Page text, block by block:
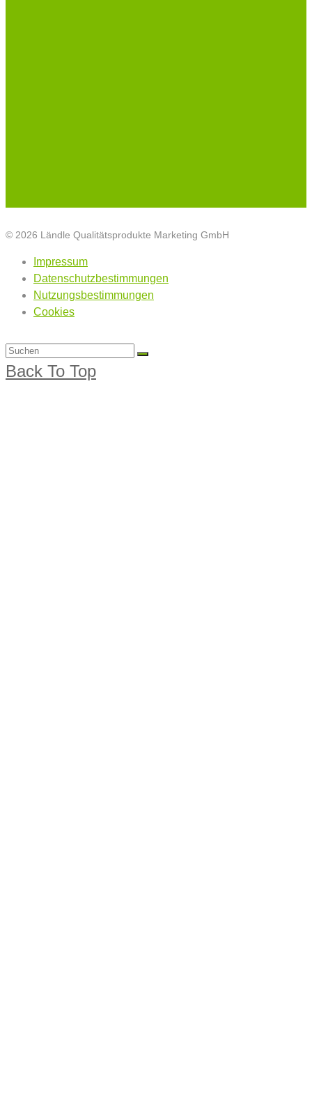
© 2026 Ländle Qualitätsprodukte Marketing GmbH
Impressum
Datenschutzbestimmungen
Nutzungsbestimmungen
Cookies
Back To Top